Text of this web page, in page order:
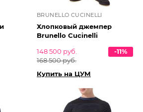
BRUNELLO CUCINELLI
Хлопковый джемпер
Brunello Cucinelli
148 500 руб.
168 500 руб.
-11%
Купить на ЦУМ